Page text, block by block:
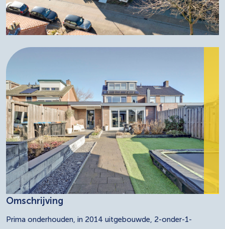
Omschrijving
Prima onderhouden, in 2014 uitgebouwde, 2-onder-1-